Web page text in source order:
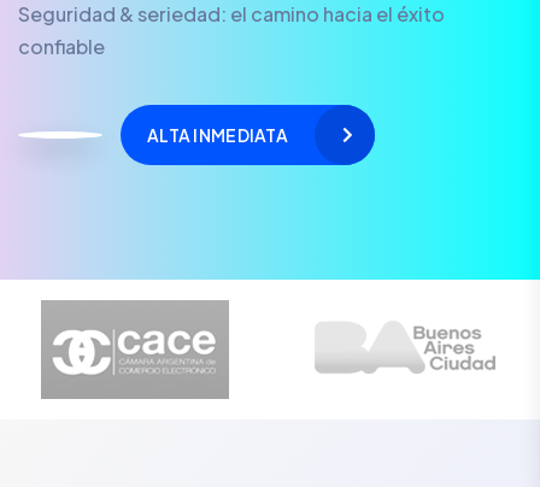
Seguridad & seriedad: el camino hacia el éxito
confiable
ALTA INMEDIATA